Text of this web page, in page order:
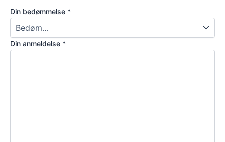
Din bedømmelse *
Din anmeldelse *